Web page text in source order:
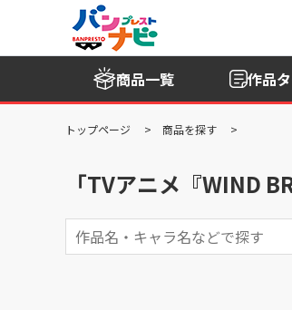
商品一覧 作品
トップページ 商品を探す
「TVアニメ『WIND